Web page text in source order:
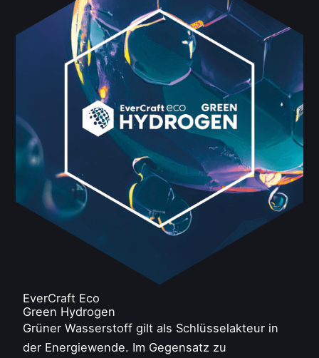
EverCraft Eco
Green Hydrogen
Grüner Wasserstoff gilt als Schlüsselakteur in
der Energiewende. Im Gegensatz zu